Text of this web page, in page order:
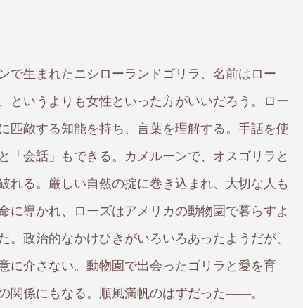
で生まれたニシローランドゴリラ、名前はロー
というよりも女性といった方がいいだろう。ロー
匹敵する知能を持ち、言葉を理解する。手話を使
「会話」もできる。カメルーンで、オスゴリラと
れる。厳しい自然の掟に巻き込まれ、大切な人も
に導かれ、ローズはアメリカの動物園で暮らすよ
。政治的なかけひきがいろいろあったようだが、
に介さない。動物園で出会ったゴリラと愛を育
関係にもなる。順風満帆のはずだった――。